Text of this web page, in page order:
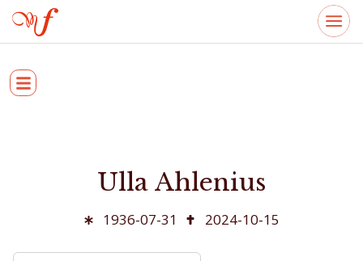
Ulla Ahlenius
1936-07-31 2024-10-15